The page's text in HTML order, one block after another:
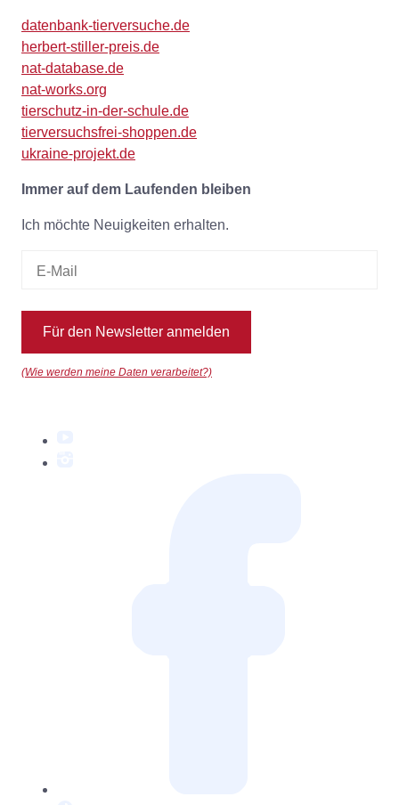
datenbank-tierversuche.de
herbert-stiller-preis.de
nat-database.de
nat-works.org
tierschutz-in-der-schule.de
tierversuchsfrei-shoppen.de
ukraine-projekt.de
Immer auf dem Laufenden bleiben
Ich möchte Neuigkeiten erhalten.
Für den Newsletter anmelden
(Wie werden meine Daten verarbeitet?)